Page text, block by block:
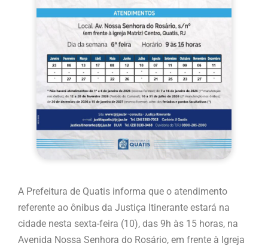
A Prefeitura de Quatis informa que o atendimento
referente ao ônibus da Justiça Itinerante estará na
cidade nesta sexta-feira (10), das 9h às 15 horas, na
Avenida Nossa Senhora do Rosário, em frente à Igreja